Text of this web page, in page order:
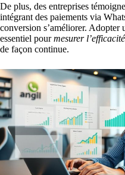
De plus, des entreprises
intégrant des paiements via
conversion s’améliorer. Adopter
essentiel pourmesurer l’efficacité
de façon continue.